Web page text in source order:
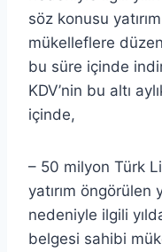
söz konusu
mükelleflere
bu süre içinde
KDV’nin bu altı
içinde,
– 50 milyon Türk
yatırım öngörülen
nedeniyle ilgili
belgesi sahibi